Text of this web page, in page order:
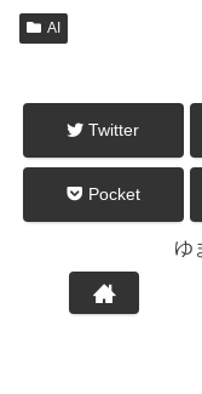
AI
Twitter
Pocket
ゆ